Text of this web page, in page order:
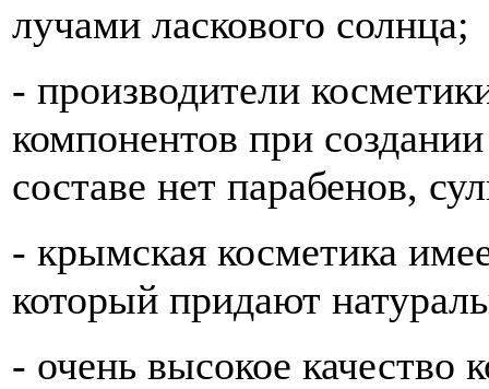
лучами ласкового солнца;
- производители
компонентов при
составе нет парабенов,
- крымская косметика
который придают
- очень высокое качество